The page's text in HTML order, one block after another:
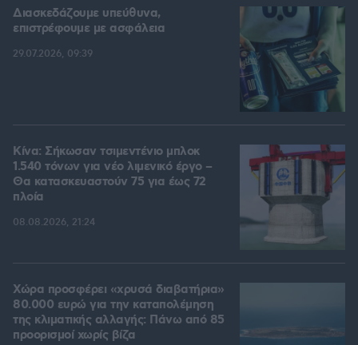
Διασκεδάζουμε υπεύθυνα,
επιστρέφουμε με ασφάλεια
29.07.2026, 09:39
Κίνα: Σήκωσαν τσιμεντένιο μπλοκ
1.540 τόνων για νέο λιμενικό έργο –
Θα κατασκευαστούν 75 για έως 72
πλοία
08.08.2026, 21:24
Χώρα προσφέρει «χρυσά διαβατήρια»
80.000 ευρώ για την καταπολέμηση
της κλιματικής αλλαγής: Πάνω από 85
προορισμοί χωρίς βίζα